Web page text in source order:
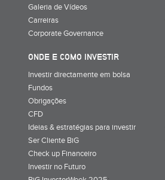
Galeria de Vídeos
Carreiras
Corporate Governance
ONDE E COMO INVESTIR
Investir directamente em bolsa
Fundos
Obrigações
CFD
Ideias & estratégias para investir
Ser Cliente BiG
Check up Financeiro
Investir no Futuro